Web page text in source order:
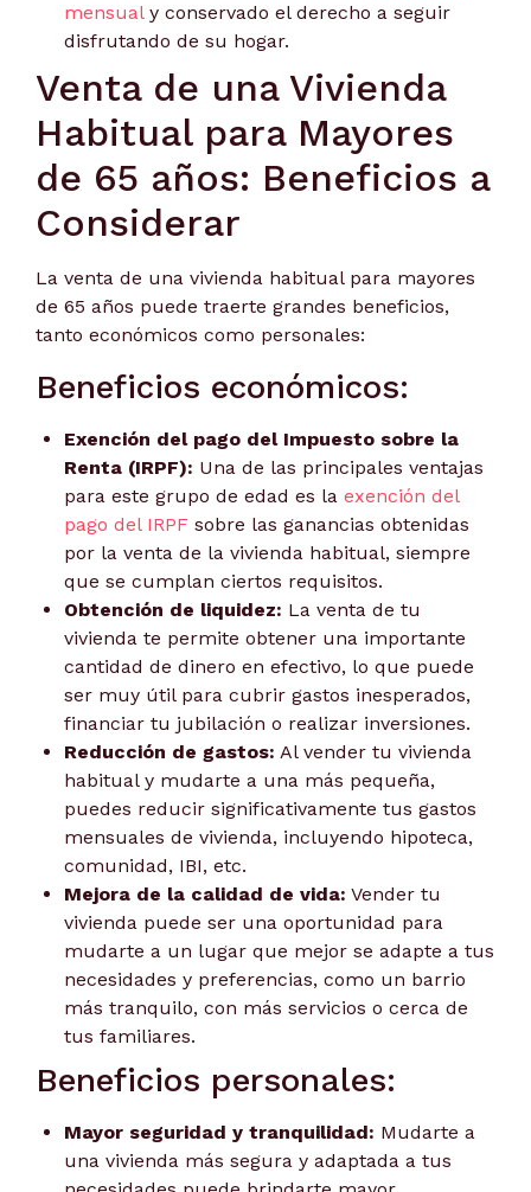
mensualy conservado el derecho a seguir
disfrutando de su hogar.
Venta de una Vivienda
Habitual para Mayores
de 65 años: Beneficios a
Considerar
La venta de una vivienda habitual para mayores
de 65 años puede traerte grandes beneficios,
tanto económicos como personales:
Beneficios económicos:
Exención del pago del Impuesto sobre la
Renta (IRPF): Una de las principales ventajas
para este grupo de edad es la exención del
pago del IRPF sobre las ganancias obtenidas
por la venta de la vivienda habitual, siempre
que se cumplan ciertos requisitos.
Obtención de liquidez: La venta de tu
vivienda te permite obtener una importante
cantidad de dinero en efectivo, lo que puede
ser muy útil para cubrir gastos inesperados,
financiar tu jubilación o realizar inversiones.
Reducción de gastos: Al vender tu vivienda
habitual y mudarte a una más pequeña,
puedes reducir significativamente tus gastos
mensuales de vivienda, incluyendo hipoteca,
comunidad, IBI, etc.
Mejora de la calidad de vida: Vender tu
vivienda puede ser una oportunidad para
mudarte a un lugar que mejor se adapte a tus
necesidades y preferencias, como un barrio
más tranquilo, con más servicios o cerca de
tus familiares.
Beneficios personales:
Mayor seguridad y tranquilidad: Mudarte a
una vivienda más segura y adaptada a tus